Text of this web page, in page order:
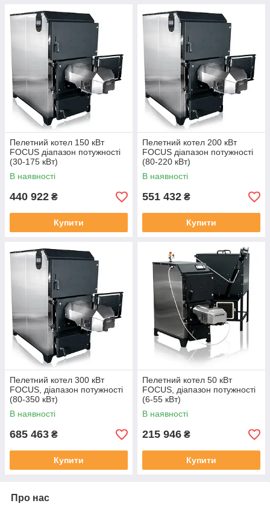
Пелетний котел 150 кВт
FOCUS діапазон потужності
(30-175 кВт)
В наявності
440 922 ₴
Купити
Пелетний котел 200 кВт
FOCUS діапазон потужності
(80-220 кВт)
В наявності
551 432 ₴
Купити
Пелетний котел 300 кВт
FOCUS, діапазон потужності
(80-350 кВт)
В наявності
685 463 ₴
Купити
Пелетний котел 50 кВт
FOCUS, діапазон потужності
(6-55 кВт)
В наявності
215 946 ₴
Купити
Про нас